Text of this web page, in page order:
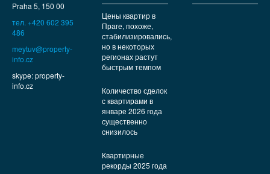
Praha 5, 150 00
тел. +420 602 395
486
meytuv@property-
info.cz
skype: property-
info.cz
Цены квартир в
Праге, похоже,
стабилизировались,
но в некоторых
регионах растут
быстрым темпом
Количество сделок
с квартирами в
январе 2026 года
существенно
снизилось
Квартирные
рекорды 2025 года